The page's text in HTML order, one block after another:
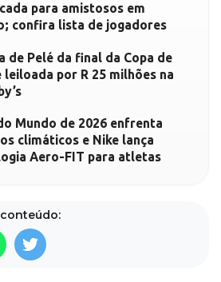
para amistosos em
confira lista de jogadores
de Pelé da final da Copa de
leiloada por R 25 milhões na
Mundo de 2026 enfrenta
climáticos e Nike lança
Aero-FIT para atletas